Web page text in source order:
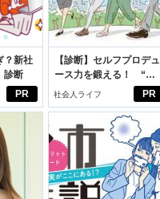
PR
？新社
診断
PR
【診断】セルフプロデュ
ース力を鍛える！ “ジ
ブン観”診断
社会人ライフ